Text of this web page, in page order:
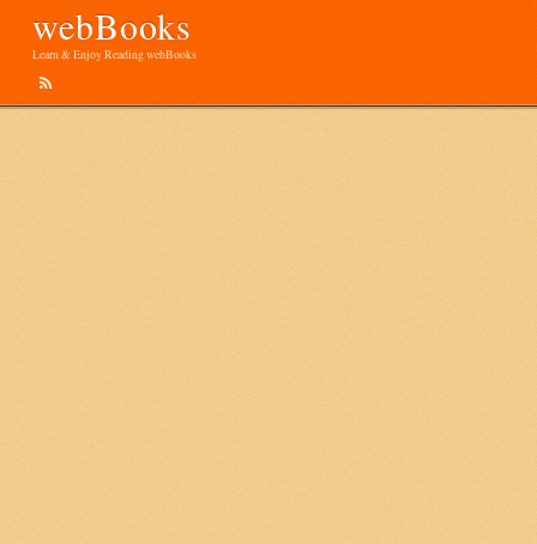
webBooks
Learn & Enjoy Reading webBooks